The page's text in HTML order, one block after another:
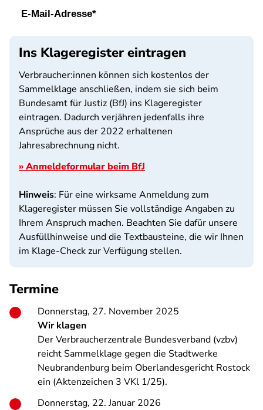
Ins Klageregister eintragen
Verbraucher:innen können sich kostenlos der
Sammelklage anschließen, indem sie sich beim
Bundesamt für Justiz (BfJ) ins Klageregister
eintragen. Dadurch verjähren jedenfalls ihre
Ansprüche aus der 2022 erhaltenen
Jahresabrechnung nicht.
» Anmeldeformular beim BfJ
Hinweis: Für eine wirksame Anmeldung zum
Klageregister müssen Sie vollständige Angaben zu
Ihrem Anspruch machen. Beachten Sie dafür unsere
Ausfüllhinweise und die Textbausteine, die wir Ihnen
im Klage-Check zur Verfügung stellen.
Termine
Donnerstag, 27. November 2025
Wir klagen
Der Verbraucherzentrale Bundesverband (vzbv)
reicht Sammelklage gegen die Stadtwerke
Neubrandenburg beim Oberlandesgericht Rostock
ein (Aktenzeichen 3 VKl 1/25).
Donnerstag, 22. Januar 2026